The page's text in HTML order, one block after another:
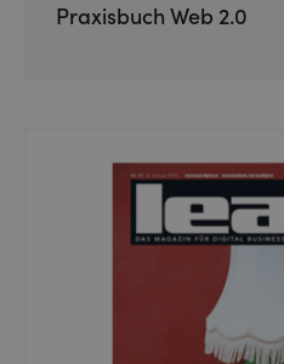
Praxisbuch Web 2.0